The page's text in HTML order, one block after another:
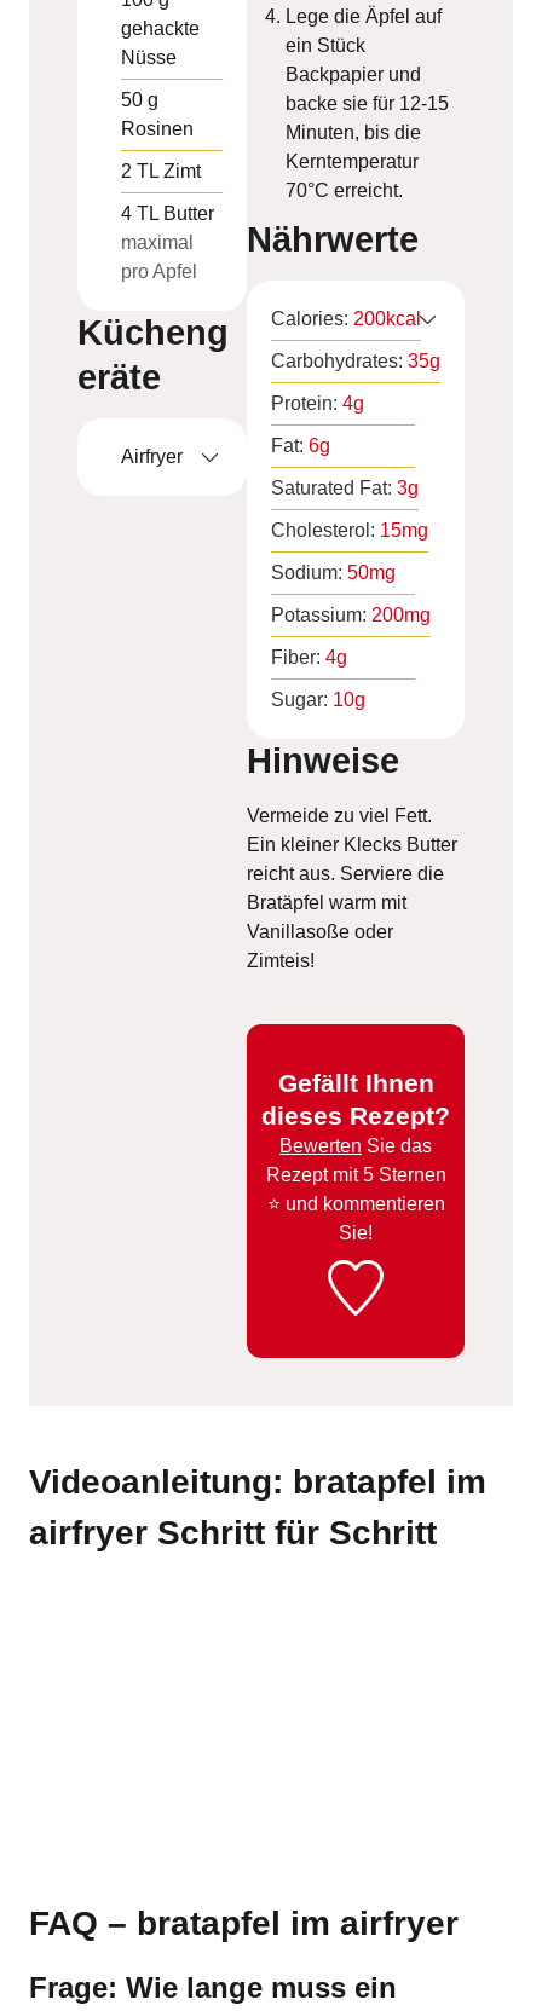
gehackte
Nüsse
50 g
Rosinen
2 TL Zimt
4 TL Butter
maximal
pro Apfel
Kücheng
eräte
Airfryer
Lege die Äpfel auf
ein Stück
Backpapier und
backe sie für 12-15
Minuten, bis die
Kerntemperatur
70°C erreicht.
Nährwerte
Calories: 200kcal
Carbohydrates: 35g
Protein: 4g
Fat: 6g
Saturated Fat: 3g
Cholesterol: 15mg
Sodium: 50mg
Potassium: 200mg
Fiber: 4g
Sugar: 10g
Hinweise
Vermeide zu viel Fett.
Ein kleiner Klecks Butter
reicht aus. Serviere die
Bratäpfel warm mit
Vanillasoße oder
Zimteis!
Gefällt Ihnen
dieses Rezept?
Bewerten Sie das
Rezept mit 5 Sternen
⭐️ und kommentieren
Sie!
Videoanleitung: bratapfel im
airfryer Schritt für Schritt
FAQ – bratapfel im airfryer
Frage: Wie lange muss ein